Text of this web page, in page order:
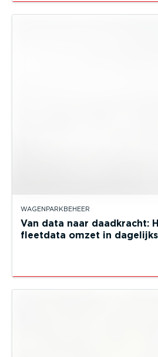
WAGENPARKBEHEER
Van data naar daadkracht:
fleetdata omzet in